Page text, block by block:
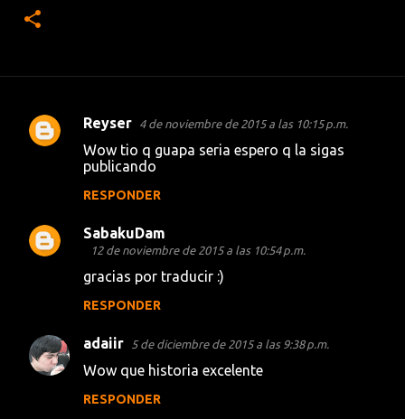
C
n
o
Reyser 4 de noviembre de 2015 a las 10:15 p.m.
Wow tio q guapa seria espero q la sigas
publicando
RESPONDER
SabakuDam
12 de noviembre de 2015 a las 10:54 p.m.
gracias por traducir :)
RESPONDER
adaiir 5 de diciembre de 2015 a las 9:38 p.m.
Wow que historia excelente
RESPONDER